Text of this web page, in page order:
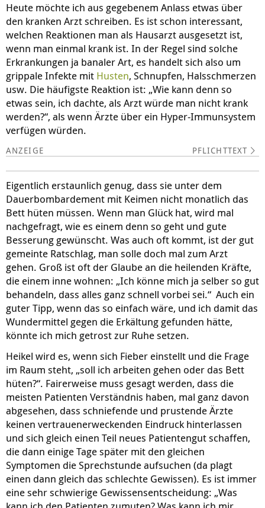
Heute möchte ich aus gegebenem Anlass etwas über
den kranken Arzt schreiben. Es ist schon interessant,
welchen Reaktionen man als Hausarzt ausgesetzt ist,
wenn man einmal krank ist. In der Regel sind solche
Erkrankungen ja banaler Art, es handelt sich also um
grippale Infekte mit Husten, Schnupfen, Halsschmerzen
usw. Die häufigste Reaktion ist: „Wie kann denn so
etwas sein, ich dachte, als Arzt würde man nicht krank
werden?“, als wenn Ärzte über ein Hyper-Immunsystem
verfügen würden.
PFLICHTTEXT
Eigentlich erstaunlich genug, dass sie unter dem
Dauerbombardement mit Keimen nicht monatlich das
Bett hüten müssen. Wenn man Glück hat, wird mal
nachgefragt, wie es einem denn so geht und gute
Besserung gewünscht. Was auch oft kommt, ist der gut
gemeinte Ratschlag, man solle doch mal zum Arzt
gehen. Groß ist oft der Glaube an die heilenden Kräfte,
die einem inne wohnen: „Ich könne mich ja selber so gut
behandeln, dass alles ganz schnell vorbei sei.“ Auch ein
guter Tipp, wenn das so einfach wäre, und ich damit das
Wundermittel gegen die Erkältung gefunden hätte,
könnte ich mich getrost zur Ruhe setzen.
Heikel wird es, wenn sich Fieber einstellt und die Frage
im Raum steht, „soll ich arbeiten gehen oder das Bett
hüten?“. Fairerweise muss gesagt werden, dass die
meisten Patienten Verständnis haben, mal ganz davon
abgesehen, dass schniefende und prustende Ärzte
keinen vertrauenerweckenden Eindruck hinterlassen
und sich gleich einen Teil neues Patientengut schaffen,
die dann einige Tage später mit den gleichen
Symptomen die Sprechstunde aufsuchen (da plagt
einen dann gleich das schlechte Gewissen). Es ist immer
eine sehr schwierige Gewissensentscheidung: „Was